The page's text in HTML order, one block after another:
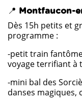
📍 Montfaucon-
Dès 15h petits et
programme :
-petit train
voyage terrifiant à
-mini bal des
danses magiques,